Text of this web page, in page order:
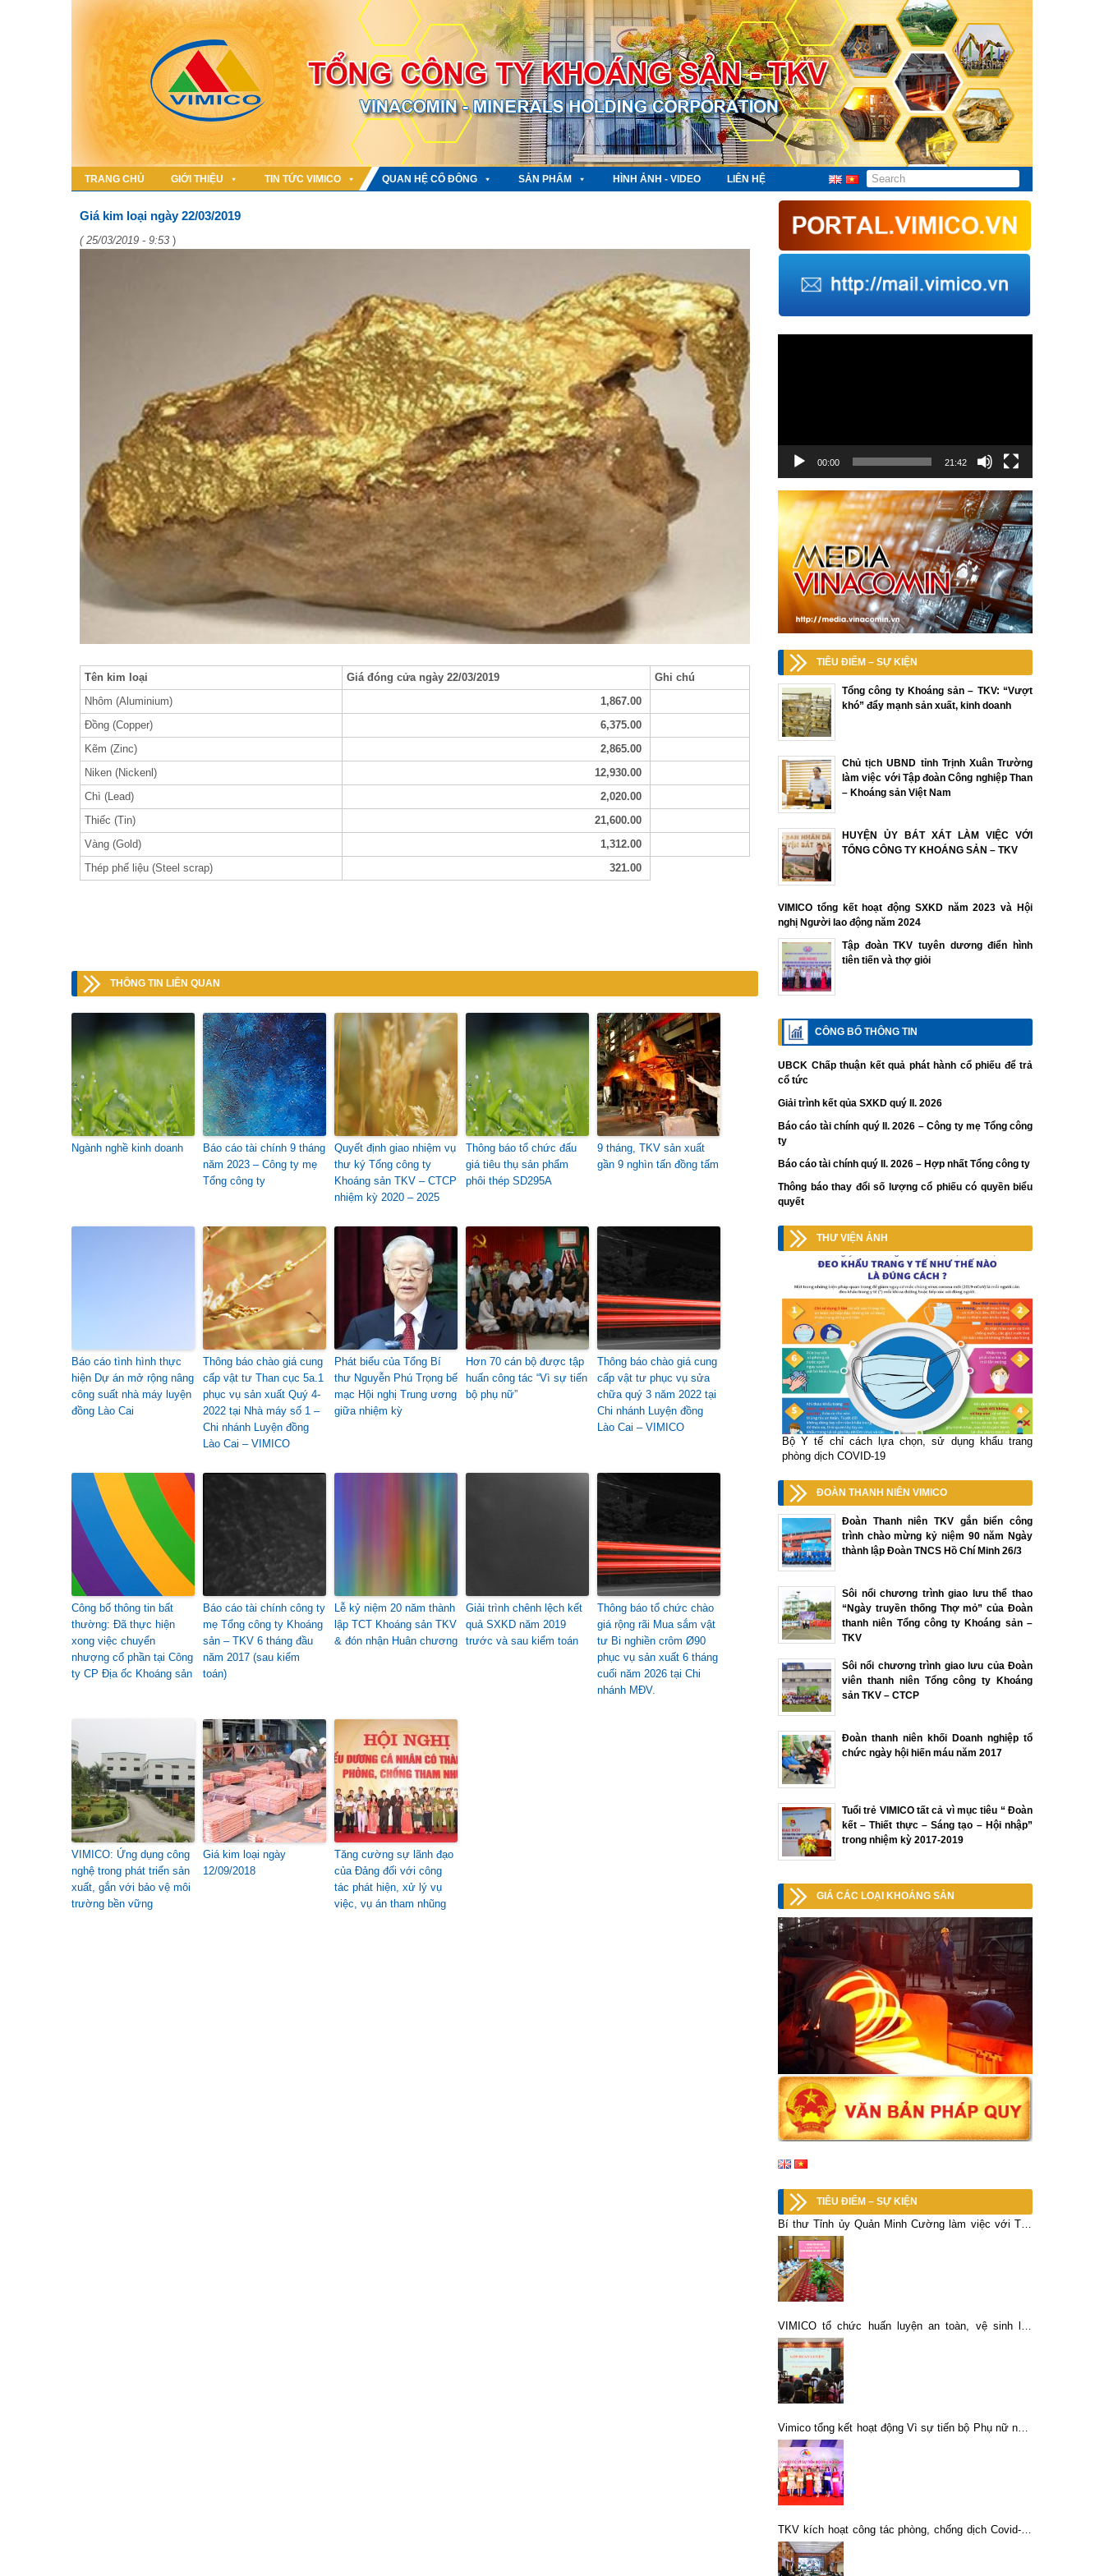
TRANG CHỦ GIỚI THIỆU TIN TỨC VIMICO QUAN HỆ CỔ ĐÔNG SẢN PHẨM HÌNH ẢNH - VIDEO LIÊN HỆ
Giá kim loại ngày 22/03/2019
( 25/03/2019 - 9:53 )
Tên kim loại Giá đóng cửa ngày 22/03/2019
Ghi chú
Nhôm (Aluminium)
1,867.00
Đồng (Copper)
6,375.00
Kẽm (Zinc)
2,865.00
Niken (Nickenl)
12,930.00
Chì (Lead)
2,020.00
Thiếc (Tin)
21,600.00
Vàng (Gold)
1,312.00
Thép phế liệu (Steel scrap)
321.00
THÔNG TIN LIÊN QUAN
Ngành nghề kinh doanh
Báo cáo tài chính 9 tháng
năm 2023 – Công ty mẹ
Tổng công ty
Quyết định giao nhiệm vụ
thư ký Tổng công ty
Khoáng sản TKV – CTCP
nhiệm kỳ 2020 – 2025
Thông báo tổ chức đấu
giá tiêu thụ sản phẩm
phôi thép SD295A
9 tháng, TKV sản xuất
gần 9 nghìn tấn đồng tấm
Báo cáo tình hình thực
hiện Dự án mở rộng nâng
công suất nhà máy luyện
đồng Lào Cai
Thông báo chào giá cung
cấp vật tư Than cục 5a.1
phục vụ sản xuất Quý 4-
2022 tại Nhà máy số 1 –
Chi nhánh Luyện đồng
Lào Cai – VIMICO
Phát biểu của Tổng Bí
thư Nguyễn Phú Trọng bế
mạc Hội nghị Trung ương
giữa nhiệm kỳ
Hơn 70 cán bộ được tập
huấn công tác “Vì sự tiến
bộ phụ nữ”
Thông báo chào giá cung
cấp vật tư phục vụ sửa
chữa quý 3 năm 2022 tại
Chi nhánh Luyện đồng
Lào Cai – VIMICO
Công bố thông tin bất
thường: Đã thực hiện
xong việc chuyển
nhượng cổ phần tại Công
ty CP Địa ốc Khoáng sản
Báo cáo tài chính công ty
mẹ Tổng công ty Khoáng
sản – TKV 6 tháng đầu
năm 2017 (sau kiểm
toán)
Lễ kỷ niệm 20 năm thành
lập TCT Khoáng sản TKV
& đón nhận Huân chương
Giải trình chênh lệch kết
quả SXKD năm 2019
trước và sau kiểm toán
Thông báo tổ chức chào
giá rộng rãi Mua sắm vật
tư Bi nghiền crôm Ø90
phục vụ sản xuất 6 tháng
cuối năm 2026 tại Chi
nhánh MĐV.
VIMICO: Ứng dụng công
nghệ trong phát triển sản
xuất, gắn với bảo vệ môi
trường bền vững
Giá kim loại ngày
12/09/2018
Tăng cường sự lãnh đạo
của Đảng đối với công
tác phát hiện, xử lý vụ
việc, vụ án tham nhũng
00:00 21:42
TIÊU ĐIỂM – SỰ KIỆN
Tổng công ty Khoáng sản – TKV: “Vượt
khó” đẩy mạnh sản xuất, kinh doanh
Chủ tịch UBND tỉnh Trịnh Xuân Trường
làm việc với Tập đoàn Công nghiệp Than
– Khoáng sản Việt Nam
HUYỆN ỦY BÁT XÁT LÀM VIỆC VỚI
TỔNG CÔNG TY KHOÁNG SẢN – TKV
VIMICO tổng kết hoạt động SXKD năm 2023 và Hội
nghị Người lao động năm 2024
Tập đoàn TKV tuyên dương điển hình
tiên tiến và thợ giỏi
CÔNG BỐ THÔNG TIN
UBCK Chấp thuận kết quả phát hành cổ phiếu để trả
cổ tức
Giải trình kết qủa SXKD quý II. 2026
Báo cáo tài chính quý II. 2026 – Công ty mẹ Tổng công
ty
Báo cáo tài chính quý II. 2026 – Hợp nhất Tổng công ty
Thông báo thay đổi số lượng cổ phiếu có quyền biểu
quyết
THƯ VIỆN ẢNH
Bộ Y tế chỉ cách lựa chọn, sử dụng khẩu trang
phòng dịch COVID-19
ĐOÀN THANH NIÊN VIMICO
Đoàn Thanh niên TKV gắn biển công
trình chào mừng kỷ niệm 90 năm Ngày
thành lập Đoàn TNCS Hồ Chí Minh 26/3
Sôi nổi chương trình giao lưu thể thao
“Ngày truyền thống Thợ mỏ” của Đoàn
thanh niên Tổng công ty Khoáng sản –
TKV
Sôi nổi chương trình giao lưu của Đoàn
viên thanh niên Tổng công ty Khoáng
sản TKV – CTCP
Đoàn thanh niên khối Doanh nghiệp tổ
chức ngày hội hiến máu năm 2017
Tuổi trẻ VIMICO tất cả vì mục tiêu “ Đoàn
kết – Thiết thực – Sáng tạo – Hội nhập”
trong nhiệm kỳ 2017-2019
GIÁ CÁC LOẠI KHOÁNG SẢN
TIÊU ĐIỂM – SỰ KIỆN
Bí thư Tỉnh ủy Quản Minh Cường làm việc với Tập
đoàn công nghiệp Than – Khoáng sản Việt Nam
VIMICO tổ chức huấn luyện an toàn, vệ sinh lao
động Nhóm 4 năm 2026
Vimico tổng kết hoạt động Vì sự tiến bộ Phụ nữ năm
2022
TKV kích hoạt công tác phòng, chống dịch Covid-19
ở trạng thái cao nhất